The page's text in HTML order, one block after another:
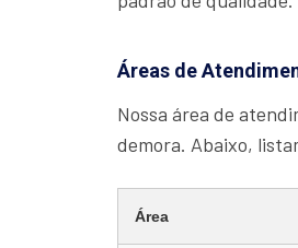
Áreas de
Nossa área de
demora. Abaixo,
Área